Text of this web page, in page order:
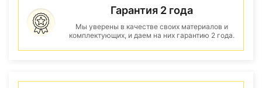
Гарантия 2 года
Мы уверены в качестве своих материалов и
комплектующих, и даем на них гарантию 2 года.